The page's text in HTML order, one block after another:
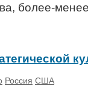
более-
Россия США